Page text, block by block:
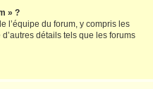
» ?
l’équipe du forum, y compris les
détails tels que les forums